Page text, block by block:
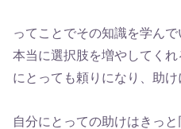
ってことでその知識を学ん
本当に選択肢を増やしてく
にとっても頼りになり、助け
自分にとっての助けはきっ